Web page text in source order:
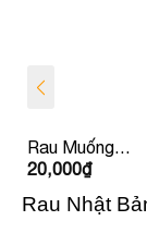
Rau Muống
La Hường
20,000₫
Rau Nhật